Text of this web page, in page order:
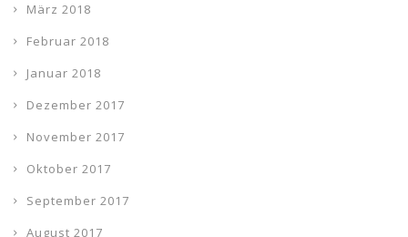
März 2018
Februar 2018
Januar 2018
Dezember 2017
November 2017
Oktober 2017
September 2017
August 2017